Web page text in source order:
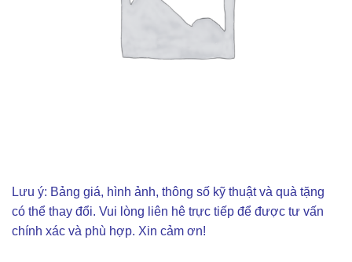
Lưu ý: Bảng giá, hình ảnh, thông số kỹ thuật và quà tặng
có thể thay đổi. Vui lòng liên hê trực tiếp để được tư vấn
chính xác và phù hợp. Xin cảm ơn!